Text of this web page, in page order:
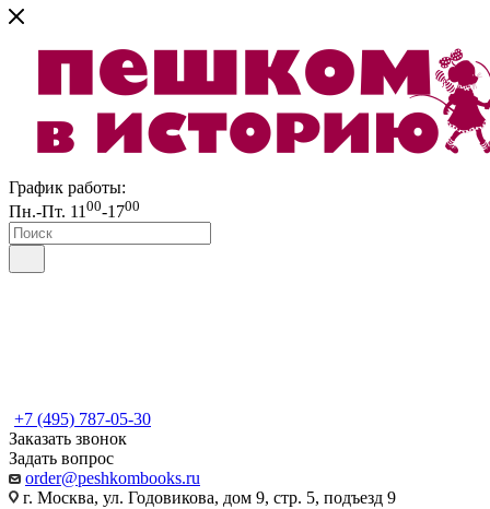
График работы:
Пн.-Пт. 11 00-1700
+7 (495) 787-05-30
Заказать звонок
Задать вопрос
order@peshkombooks.ru
г. Москва, ул. Годовикова, дом 9, стр. 5, подъезд 9